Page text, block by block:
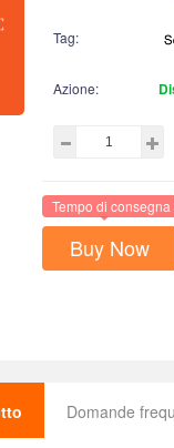
Tag:
Azione:
Tempo di
Buy Now
Domande